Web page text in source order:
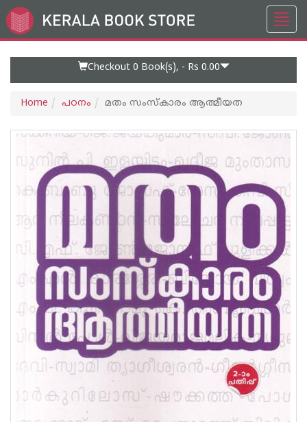
Go
to
Checkout 0 Book(s), - Rs 0.00
Home പഠനം മതം സംസ്കാരം ആത്മീയത